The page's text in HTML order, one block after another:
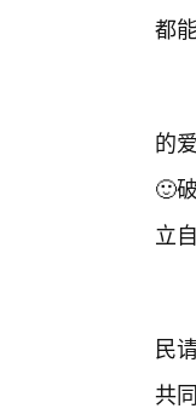
都
的
🙂
立
民
共